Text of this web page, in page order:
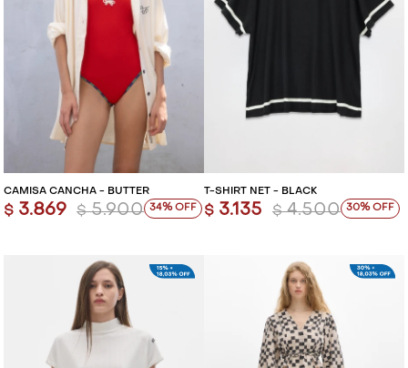
CAMISA CANCHA - BUTTER
$ 3.869 $ 5.900 34
T-SHIRT NET - BLACK
$ 3.135 $ 4.500 30